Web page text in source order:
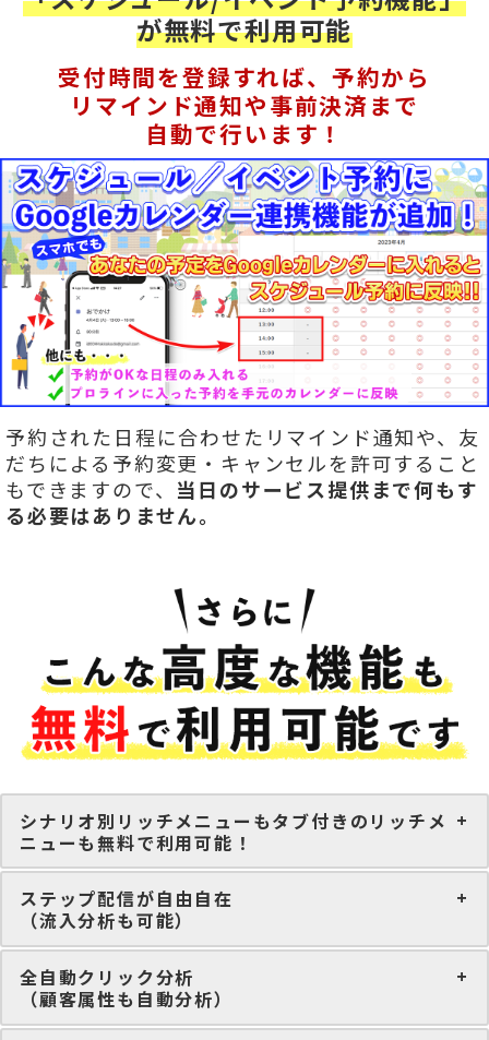
が無料で利用可能
受付時間を登録すれば、予約から
リマインド通知や事前決済まで
自動で行います！
予約された日程に合わせたリマインド通知や、友
だちによる予約変更・キャンセルを許可すること
もできますので、 当日のサービス提供まで何もす
る必要はありません。
シナリオ別リッチメニューもタブ付きのリッチメ
ニューも無料で利用可能！
ステップ配信が自由自在
（流入分析も可能）
全自動クリック分析
（顧客属性も自動分析）